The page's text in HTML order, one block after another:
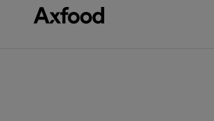
Gå direkt till innehåll